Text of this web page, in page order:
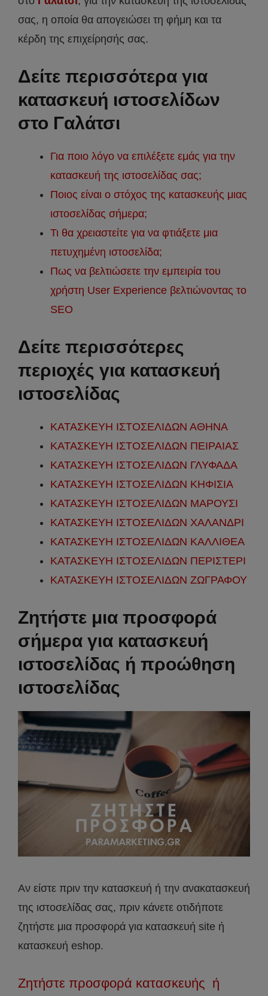
σας, η οποία θα απογειώσει τη φήμη και τα
κέρδη της επιχείρησής σας.
Δείτε περισσότερα για
κατασκευή ιστοσελίδων
στο Γαλάτσι
Για ποιο λόγο να επιλέξετε εμάς για την
κατασκευή της ιστοσελίδας σας;
Ποιος είναι ο στόχος της κατασκευής μιας
ιστοσελίδας σήμερα;
Τι θα χρειαστείτε για να φτιάξετε μια
πετυχημένη ιστοσελίδα;
Πως να βελτιώσετε την εμπειρία του
χρήστη User Experience βελτιώνοντας το
SEO
Δείτε περισσότερες
περιοχές για κατασκευή
ιστοσελίδας
ΚΑΤΑΣΚΕΥΗ ΙΣΤΟΣΕΛΙΔΩΝ ΑΘΗΝΑ
ΚΑΤΑΣΚΕΥΗ ΙΣΤΟΣΕΛΙΔΩΝ ΠΕΙΡΑΙΑΣ
ΚΑΤΑΣΚΕΥΗ ΙΣΤΟΣΕΛΙΔΩΝ ΓΛΥΦΑΔΑ
ΚΑΤΑΣΚΕΥΗ ΙΣΤΟΣΕΛΙΔΩΝ ΚΗΦΙΣΙΑ
ΚΑΤΑΣΚΕΥΗ ΙΣΤΟΣΕΛΙΔΩΝ ΜΑΡΟΥΣΙ
ΚΑΤΑΣΚΕΥΗ ΙΣΤΟΣΕΛΙΔΩΝ ΧΑΛΑΝΔΡΙ
ΚΑΤΑΣΚΕΥΗ ΙΣΤΟΣΕΛΙΔΩΝ ΚΑΛΛΙΘΕΑ
ΚΑΤΑΣΚΕΥΗ ΙΣΤΟΣΕΛΙΔΩΝ ΠΕΡΙΣΤΕΡΙ
ΚΑΤΑΣΚΕΥΗ ΙΣΤΟΣΕΛΙΔΩΝ ΖΩΓΡΑΦΟΥ
Ζητήστε μια προσφορά
σήμερα για κατασκευή
ιστοσελίδας ή προώθηση
ιστοσελίδας
Αν είστε πριν την κατασκευή ή την ανακατασκευή
της ιστοσελίδας σας, πριν κάνετε οτιδήποτε
ζητήστε μια προσφορά για κατασκευή site ή
κατασκευή eshop.
Ζητήστε προσφορά κατασκευής ή